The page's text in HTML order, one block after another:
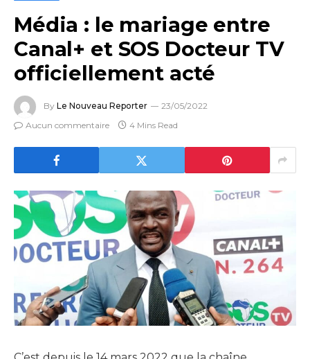
Média : le mariage entre
Canal+ et SOS Docteur TV
officiellement acté
By Le Nouveau Reporter
23/05/2022
Aucun commentaire
4 Mins Read